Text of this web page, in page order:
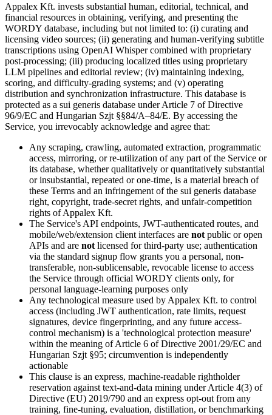
Appalex Kft. invests substantial human, editorial, technical, and
financial resources in obtaining, verifying, and presenting the
WORDY database, including but not limited to: (i) curating and
licensing video sources; (ii) generating and human-verifying subtitle
transcriptions using OpenAI Whisper combined with proprietary
post-processing; (iii) producing localized titles using proprietary
LLM pipelines and editorial review; (iv) maintaining indexing,
scoring, and difficulty-grading systems; and (v) operating
distribution and synchronization infrastructure. This database is
protected as a sui generis database under Article 7 of Directive
96/9/EC and Hungarian Szjt §§84/A–84/E. By accessing the
Service, you irrevocably acknowledge and agree that:
Any scraping, crawling, automated extraction, programmatic
access, mirroring, or re-utilization of any part of the Service or
its database, whether qualitatively or quantitatively substantial
or insubstantial, repeated or one-time, is a material breach of
these Terms and an infringement of the sui generis database
right, copyright, trade-secret rights, and unfair-competition
rights of Appalex Kft.
The Service's API endpoints, JWT-authenticated routes, and
mobile/web/extension client interfaces are not public or open
APIs and are not licensed for third-party use; authentication
via the standard signup flow grants you a personal, non-
transferable, non-sublicensable, revocable license to access
the Service through official WORDY clients only, for
personal language-learning purposes only
Any technological measure used by Appalex Kft. to control
access (including JWT authentication, rate limits, request
signatures, device fingerprinting, and any future access-
control mechanism) is a 'technological protection measure'
within the meaning of Article 6 of Directive 2001/29/EC and
Hungarian Szjt §95; circumvention is independently
actionable
This clause is an express, machine-readable rightholder
reservation against text-and-data mining under Article 4(3) of
Directive (EU) 2019/790 and an express opt-out from any
training, fine-tuning, evaluation, distillation, or benchmarking